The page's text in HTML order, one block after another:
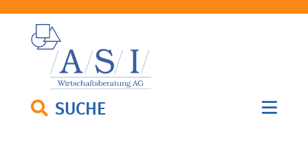
SUCHE